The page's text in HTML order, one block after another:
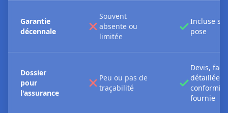
Garantie
décennale
Souvent
absente ou
limitée
Incluse
pose
Dossier
pour
l'assurance
Peu ou pas de
traçabilité
Devis,
détaillée,
conformité
fournie